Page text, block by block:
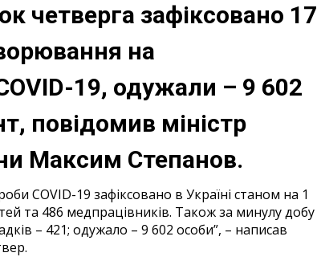
четверга зафіксовано 17
на
19, одужали – 9 602
повідомив міністр
Максим Степанов.
COVID-19 зафіксовано в Україні станом на 1
та 486 медпрацівників. Також за минулу добу
– 421; одужало – 9 602 особи”, – написав